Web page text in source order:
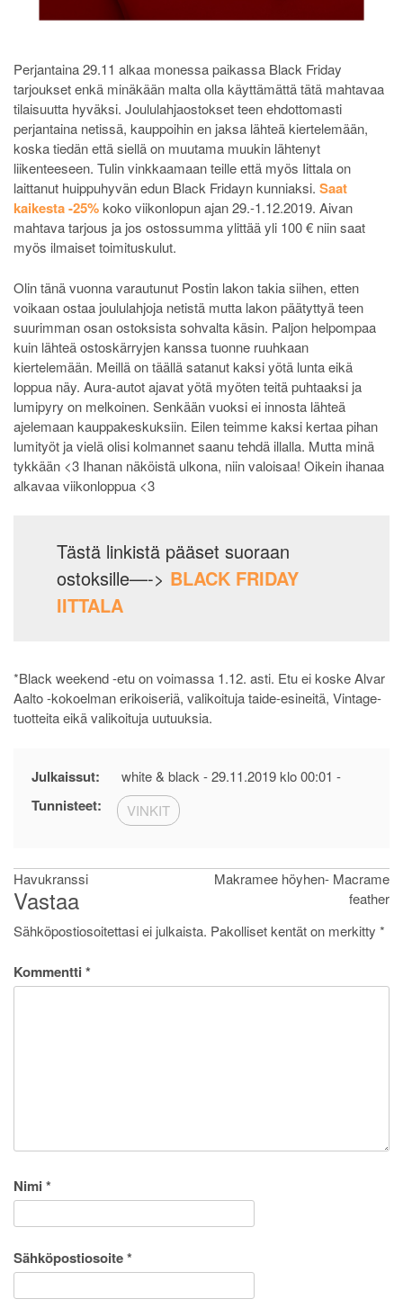
Perjantaina 29.11 alkaa monessa paikassa Black Friday
tarjoukset enkä minäkään malta olla käyttämättä tätä mahtavaa
tilaisuutta hyväksi. Joululahjaostokset teen ehdottomasti
perjantaina netissä, kauppoihin en jaksa lähteä kiertelemään,
koska tiedän että siellä on muutama muukin lähtenyt
liikenteeseen. Tulin vinkkaamaan teille että myös Iittala on
laittanut huippuhyvän edun Black Fridayn kunniaksi. Saat
kaikesta -25%koko viikonlopun ajan 29.-1.12.2019. Aivan
mahtava tarjous ja jos ostossumma ylittää yli 100 € niin saat
myös ilmaiset toimituskulut.
Olin tänä vuonna varautunut Postin lakon takia siihen, etten
voikaan ostaa joululahjoja netistä mutta lakon päätyttyä teen
suurimman osan ostoksista sohvalta käsin. Paljon helpompaa
kuin lähteä ostoskärryjen kanssa tuonne ruuhkaan
kiertelemään. Meillä on täällä satanut kaksi yötä lunta eikä
loppua näy. Aura-autot ajavat yötä myöten teitä puhtaaksi ja
lumipyry on melkoinen. Senkään vuoksi ei innosta lähteä
ajelemaan kauppakeskuksiin. Eilen teimme kaksi kertaa pihan
lumityöt ja vielä olisi kolmannet saanu tehdä illalla. Mutta minä
tykkään <3 Ihanan näköistä ulkona, niin valoisaa! Oikein ihanaa
alkavaa viikonloppua <3
Tästä linkistä pääset suoraan
ostoksille—-> BLACK FRIDAY
IITTALA
*Black weekend -etu on voimassa 1.12. asti. Etu ei koske Alvar
Aalto -kokoelman erikoiseriä, valikoituja taide-esineitä, Vintage-
tuotteita eikä valikoituja uutuuksia.
Julkaissut: white & black -29.11.2019 klo 00:01 -
Tunnisteet: VINKIT
Artikkelien
selaus
Havukranssi
Makramee höyhen- Macrame
feather
Vastaa
Sähköpostiosoitettasi ei julkaista. Pakolliset kentät on merkitty *
Kommentti *
Nimi *
Sähköpostiosoite*